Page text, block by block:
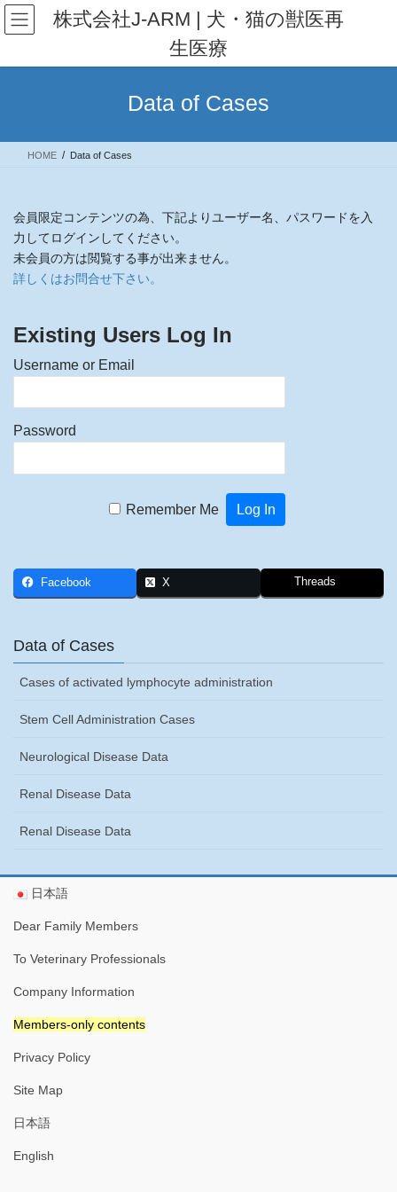
Skip
content
Skip
Navigation
株式会社J-ARM | 犬・猫の獣医再
生医療
Data of Cases
HOME Data of Cases
会員限定コンテンツの為、下記よりユーザー名、パスワードを入
力してログインしてください。
未会員の方は閲覧する事が出来ません。
詳しくはお問合せ下さい。
Existing Users Log In
Username or Email
Password
Remember Me
Facebook X Threads
Data of Cases
Cases of activated lymphocyte administration
Stem Cell Administration Cases
Neurological Disease Data
Renal Disease Data
Renal Disease Data
日本語
Dear Family Members
To Veterinary Professionals
Company Information
Members-only contents
Privacy Policy
Site Map
日本語
English